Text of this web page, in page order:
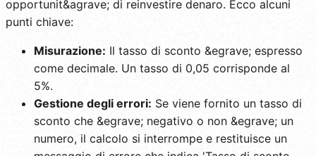
opportunit&agrave; di reinvestire denaro. Ecco alcuni
punti chiave:
Misurazione: Il tasso di sconto &egrave; espresso
come decimale. Un tasso di 0,05 corrisponde al
5%.
Gestione degli errori: Se viene fornito un tasso di
sconto che &egrave; negativo o non &egrave; un
numero, il calcolo si interrompe e restituisce un